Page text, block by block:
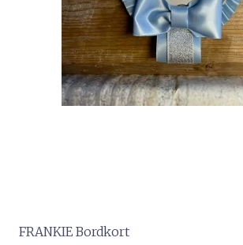
FRANKIE Bordkort